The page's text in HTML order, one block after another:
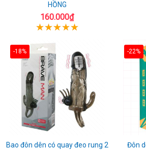
HỒNG
160.000₫
-18%
Bao đôn dên có quay đeo rung 2
-22%
Đôn